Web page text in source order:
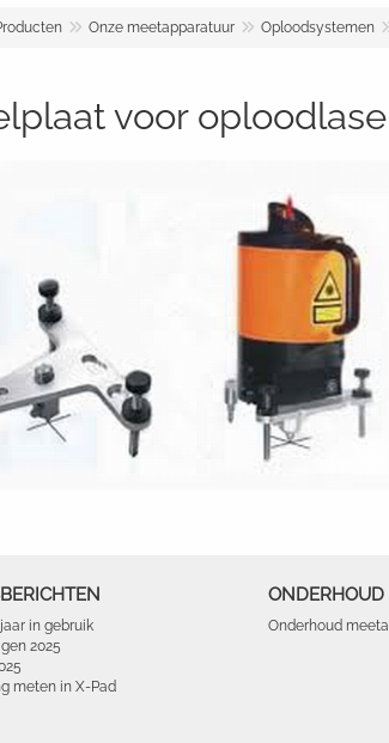
Onze meetapparatuur Oploodsystemen
voor
in gebruik
2025
meten in X-Pad
ONDERHOUD
Onderhoud